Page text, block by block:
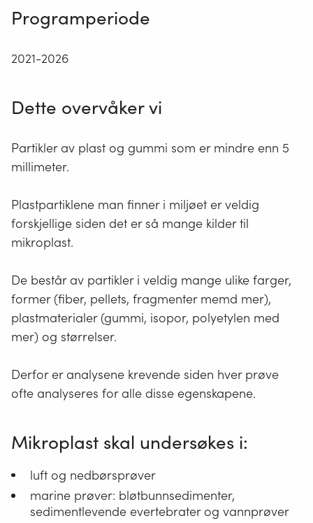
Programperiode
2021-2026
Dette overvåker vi
Partikler av plast og gummi som er mindre enn 5
millimeter.
Plastpartiklene man finner i miljøet er veldig
forskjellige siden det er så mange kilder til
mikroplast.
De består av partikler i veldig mange ulike farger,
former (fiber, pellets, fragmenter memd mer),
plastmaterialer (gummi, isopor, polyetylen med
mer) og størrelser.
Derfor er analysene krevende siden hver prøve
ofte analyseres for alle disse egenskapene.
Mikroplast skal undersøkes i:
luft og nedbørsprøver
marine prøver: bløtbunnsedimenter,
sedimentlevende evertebrater og vannprøver